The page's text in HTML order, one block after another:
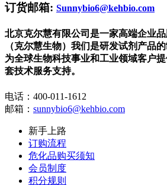
订货邮箱: Sunnybio6@kehbio.com
北京克尔慧有限公司是一家高端企业
（克尔慧生物）我们是研发试剂产品
为全球生物科技事业和工业领域客户
套技术服务支持。
电话：400-011-1612
邮箱： sunnybio6@kehbio.com
新手上路
订购流程
危化品购买须知
会员制度
积分规则